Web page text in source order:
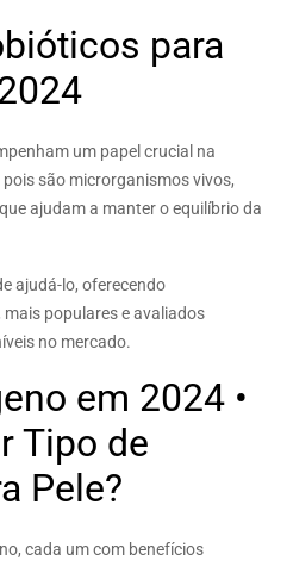
para
um papel crucial na
são microrganismos vivos,
ajudam a manter o equilíbrio da
ajudá-lo, oferecendo
populares e avaliados
no mercado.
em 2024 •
Tipo de
Pele?
cada um com benefícios